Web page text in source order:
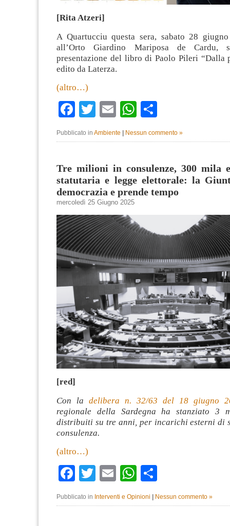
[Rita Atzeri]
A Quartucciu questa sera, sabato 28
all’Orto Giardino Mariposa de Cardu,
presentazione del libro di Paolo Pileri “Dalla
edito da Laterza.
(altro…)
Facebook
TwitterEmailWhatsApp
Pubblicato in Ambiente Nessun commento »
Tre milioni in consulenze, 300 mila
statutaria e legge elettorale: la
democrazia e prende tempo
mercoledì 25 Giugno 2025
[red]
Con la delibera n. 32/63 del 18 giugno
regionale della Sardegna ha stanziato 3
distribuiti su tre anni, per incarichi esterni di
consulenza.
(altro…)
Facebook
TwitterEmailWhatsApp
Pubblicato in Interventi e Opinioni Nessun commento »